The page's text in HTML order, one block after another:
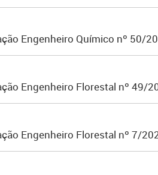
Engenheiro Químico nº 50/
Engenheiro Florestal nº 49/
Engenheiro Florestal nº 7/